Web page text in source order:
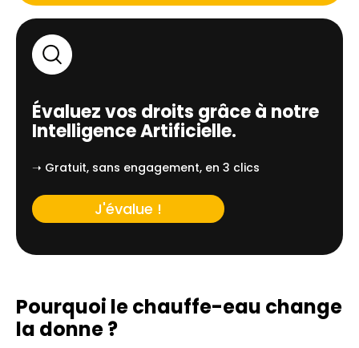
Évaluez vos droits grâce à notre
Intelligence Artificielle.
➝ Gratuit, sans engagement, en 3 clics
J'évalue !
Pourquoi le chauffe-eau change
la donne ?